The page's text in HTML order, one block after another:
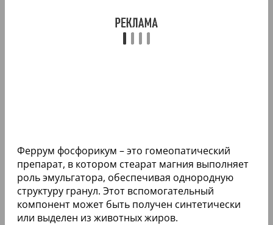
Феррум фосфорикум – это гомеопатический
препарат, в котором стеарат магния выполняет
роль эмульгатора, обеспечивая однородную
структуру гранул. Этот вспомогательный
компонент может быть получен синтетически
или выделен из животных жиров.